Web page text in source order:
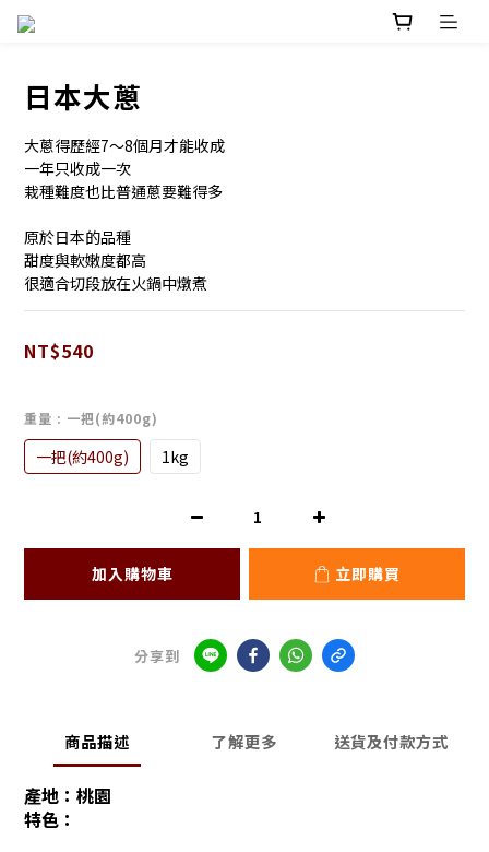
日本大蔥
大蔥得歷經7～8個月才能收成
一年只收成一次
栽種難度也比普通蔥要難得多
原於日本的品種
甜度與軟嫩度都高
很適合切段放在火鍋中燉煮
NT$540
重量 : 一把(約400g)
一把(約400g) 1kg
加入購物車 立即購買
分享到
商品描述 了解更多 送貨及付款方式
產地：桃園
特色：